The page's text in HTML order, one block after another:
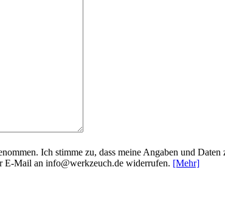
Ich stimme zu, dass meine Angaben und
Mail an info@werkzeuch.de widerrufen. [Mehr]